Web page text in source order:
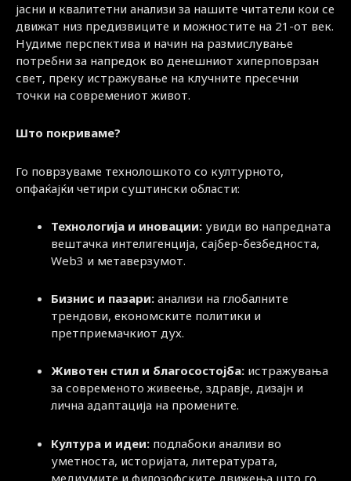
јасни и квалитетни анализи за нашите читатели кои се
движат низ предизвиците и можностите на 21-от век.
Нудиме перспектива и начин на размислување
потребни за напредок во денешниот хиперповрзан
свет, преку истражување на клучните пресечни
точки на современиот живот.
Што покриваме?
Го поврзуваме технолошкото со културното,
опфаќајќи четири суштински области:
Технологија и иновации: увиди во напредната
вештачка интелигенција, сајбер-безбедноста,
Web3 и метаверзумот.
Бизнис и пазари: анализи на глобалните
трендови, економските политики и
претприемачкиот дух.
Животен стил и благосостојба: истражувања
за современото живеење, здравје, дизајн и
лична адаптација на промените.
Култура и идеи: подлабоки анализи во
уметноста, историјата, литературата,
медиумите и филозофските движења што го